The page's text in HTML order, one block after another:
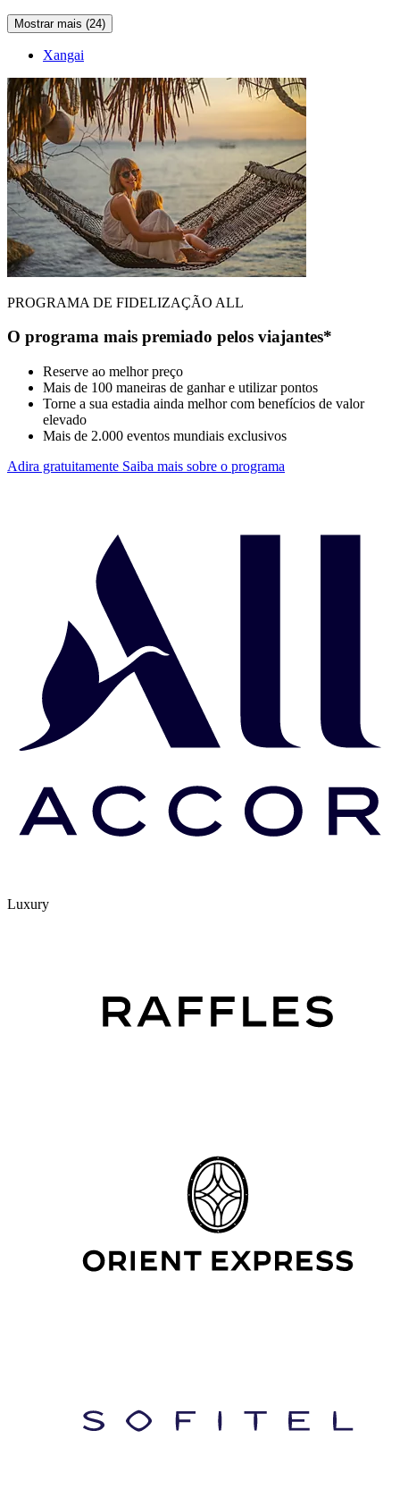
Mostrar mais (24)
Xangai
PROGRAMA DE FIDELIZAÇÃO ALL
O programa mais premiado pelos viajantes*
Reserve ao melhor preço
Mais de 100 maneiras de ganhar e utilizar pontos
Torne a sua estadia ainda melhor com benefícios de valor
elevado
Mais de 2.000 eventos mundiais exclusivos
Adira gratuitamente Saiba mais sobre o programa
Luxury